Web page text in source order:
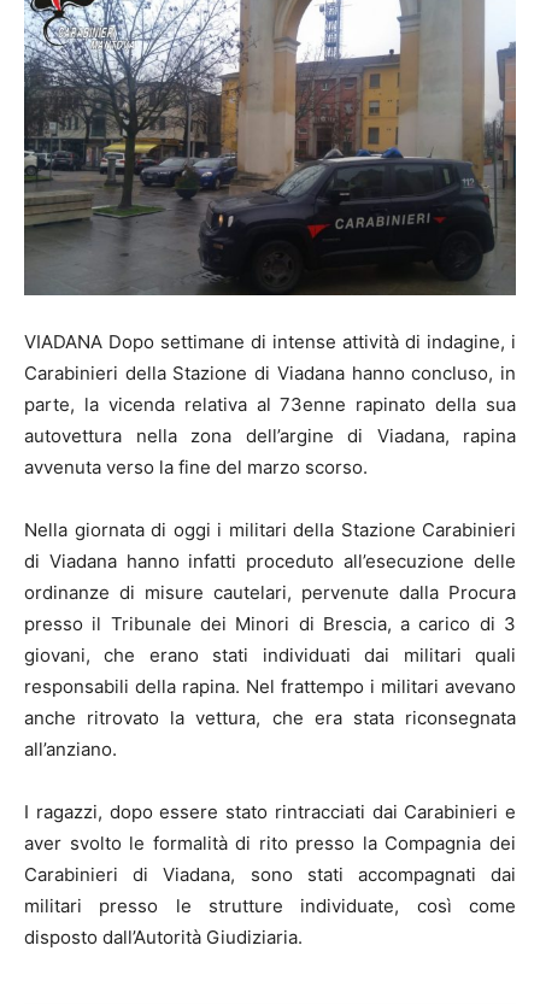
VIADANA Dopo settimane di intense attività di indagine, i
Carabinieri della Stazione di Viadana hanno concluso, in
parte, la vicenda relativa al 73enne rapinato della sua
autovettura nella zona dell’argine di Viadana, rapina
avvenuta verso la fine del marzo scorso.
Nella giornata di oggi i militari della Stazione Carabinieri
di Viadana hanno infatti proceduto all’esecuzione delle
ordinanze di misure cautelari, pervenute dalla Procura
presso il Tribunale dei Minori di Brescia, a carico di 3
giovani, che erano stati individuati dai militari quali
responsabili della rapina. Nel frattempo i militari avevano
anche ritrovato la vettura, che era stata riconsegnata
all’anziano.
I ragazzi, dopo essere stato rintracciati dai Carabinieri e
aver svolto le formalità di rito presso la Compagnia dei
Carabinieri di Viadana, sono stati accompagnati dai
militari presso le strutture individuate, così come
disposto dall’Autorità Giudiziaria.